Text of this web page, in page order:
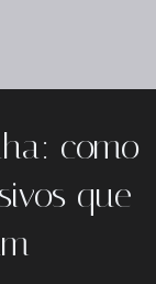
como
que